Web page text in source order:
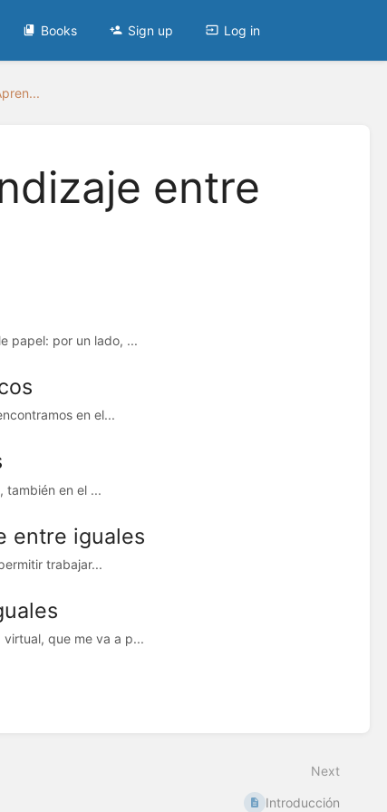
Books Sign up Log in
entre
papel: por un lado, ...
en el...
también en el ...
entre iguales
trabajar...
virtual, que me va a p...
Next
Introducción